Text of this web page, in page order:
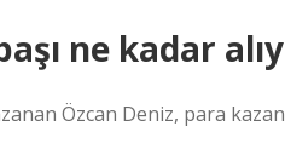
ne kadar
Özcan Deniz, para